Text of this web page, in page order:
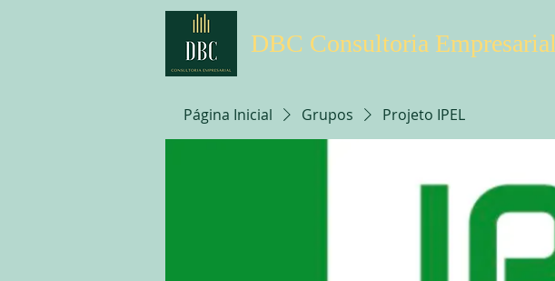
DBC Consultoria Empresarial
Página Inicial Grupos Projeto IPEL